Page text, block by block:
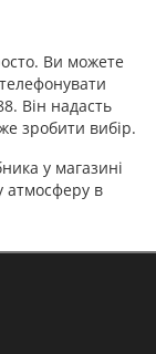
Ви можете
Він надасть
зробити вибір.
у магазині
атмосферу в